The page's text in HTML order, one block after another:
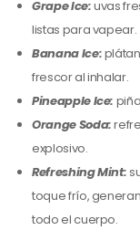
Grape Ice:uvas
listas para vapear.
Banana Ice:
frescor al inhalar.
Pineapple Ice:
Orange Soda:
explosivo.
Refreshing Mint:
toque frío,
todo el cuerpo.